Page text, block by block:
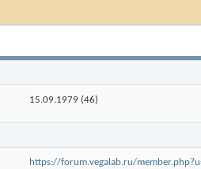
15.09.1979 (46)
https://forum.vegalab.ru/